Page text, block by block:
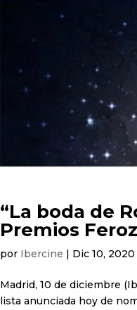
“La boda de
Premios Feroz
por Ibercine | Dic 10, 2020
Madrid, 10 de diciembre
lista anunciada hoy de